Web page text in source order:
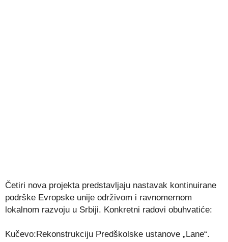
Četiri nova projekta predstavljaju nastavak kontinuirane
podrške Evropske unije održivom i ravnomernom
lokalnom razvoju u Srbiji. Konkretni radovi obuhvatiće:
Kučevo:Rekonstrukciju Predškolske ustanove „Lane“.